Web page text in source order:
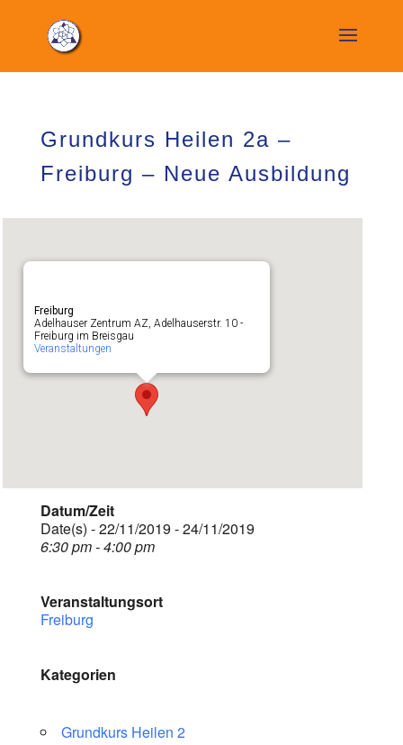
Grundkurs Heilen 2a –
Freiburg – Neue Ausbildung
Freiburg
Adelhauser Zentrum AZ, Adelhauserstr. 10 -
Freiburg im Breisgau
Veranstaltungen
Datum/Zeit
Date(s) - 22/11/2019 - 24/11/2019
6:30 pm - 4:00 pm
Veranstaltungsort
Freiburg
Kategorien
Grundkurs Heilen 2